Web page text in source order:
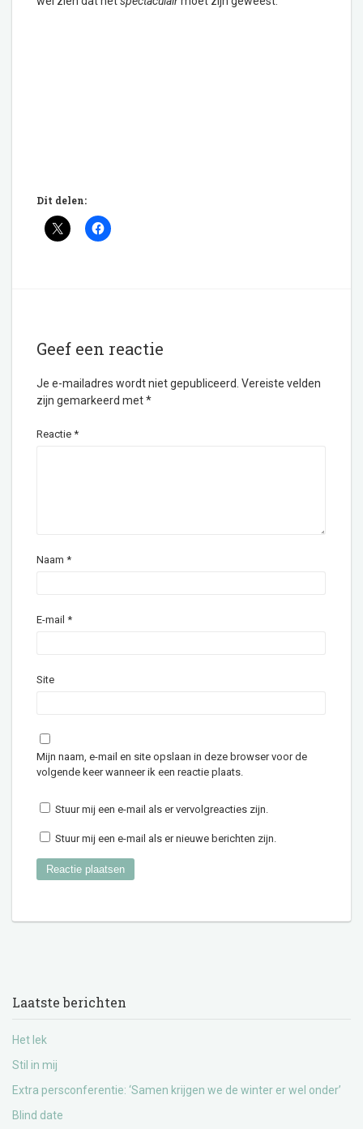
Dit delen:
Geef een reactie
Je e-mailadres wordt niet gepubliceerd. Vereiste velden
zijn gemarkeerd met*
Reactie *
Naam *
E-mail *
Site
Mijn naam, e-mail en site opslaan in deze browser voor de
volgende keer wanneer ik een reactie plaats.
Stuur mij een e-mail als er vervolgreacties zijn.
Stuur mij een e-mail als er nieuwe berichten zijn.
Laatste berichten
Het lek
Stil in mij
Extra persconferentie: ‘Samen krijgen we de winter er wel onder’
Blind date